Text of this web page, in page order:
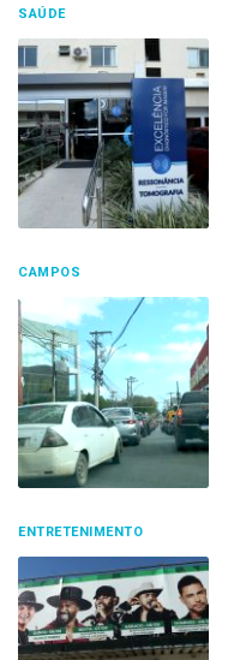
SAÚDE
CAMPOS
ENTRETENIMENTO